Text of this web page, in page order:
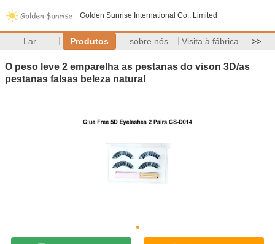
Golden Sunrise International Co., Limited
Lar Produtos sobre nós Visita à fábrica >>
O peso leve 2 emparelha as pestanas do vison 3D/as
pestanas falsas beleza natural